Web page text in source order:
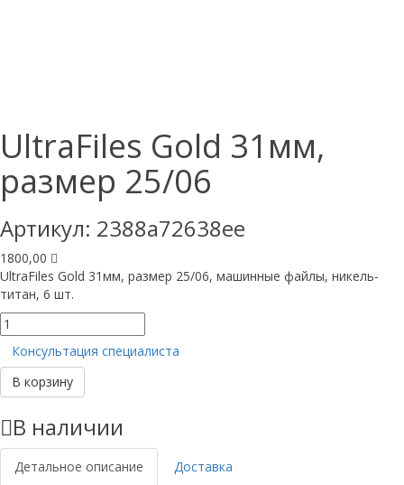
UltraFiles Gold 31мм,
размер 25/06
Артикул: 2388a72638ee
1800,00
UltraFiles Gold 31мм, размер 25/06, машинные файлы, никель-
титан, 6 шт.
Количество
товара
UltraFiles
Gold
31мм,
25/06
Консультация специалиста
В корзину
В наличии
Детальное описание
Доставка